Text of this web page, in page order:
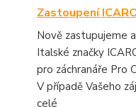
Zastoupení
Nově zastupujeme
Italské značky
pro záchranáře Pro
V případě Vašeho
celé